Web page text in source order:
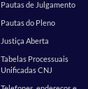
Pautas de Julgamento
Pautas do Pleno
Justiça Aberta
Tabelas Processuais
Unificadas CNJ